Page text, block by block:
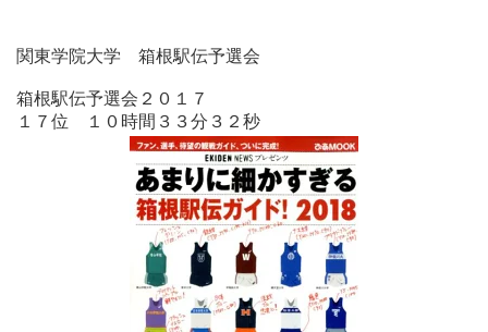
関東学院大学 箱根駅伝予選会
箱根駅伝予選会２０１７
１７位 １０時間３３分３２秒